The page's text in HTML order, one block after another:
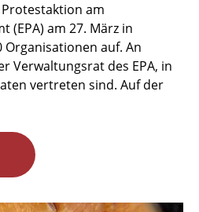
am
(EPA) am 27. März in
auf. An
Verwaltungsrat des EPA, in
vertreten sind. Auf der